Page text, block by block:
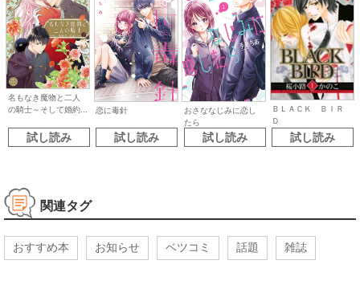
名もなき魔物と二人
の騎士～そして婚約...
試し読み
恋に毒針
試し読み
おさななじみに恋し
たら
試し読み
ＢＬＡＣＫ ＢＩＲ
Ｄ
試し読み
関連タグ
おすすめ本 お知らせ ベツコミ 話題 雑誌